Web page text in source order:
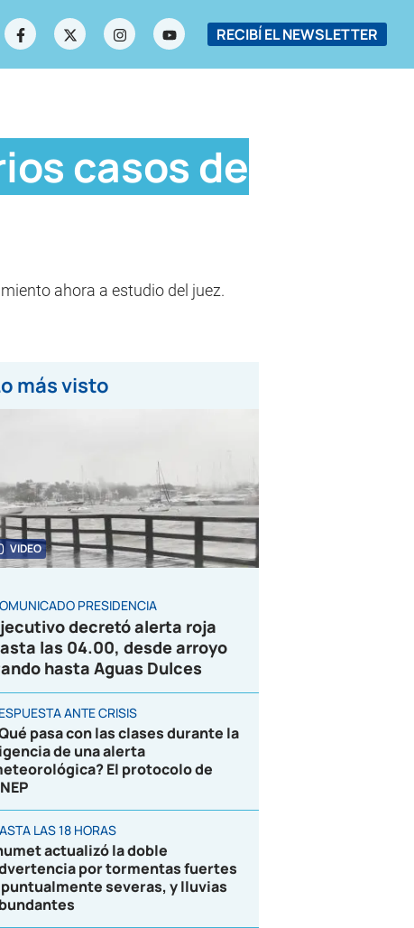
RECIBÍ EL NEWSLETTER
casos de
ahora a estudio del juez.
más visto
VIDEO
PRESIDENCIA
decretó alerta roja
las 04.00, desde arroyo
hasta Aguas Dulces
ANTE CRISIS
pasa con las clases durante la
de una alerta
El protocolo de
LAS 18 HORAS
actualizó la doble
por tormentas fuertes
severas, y lluvias